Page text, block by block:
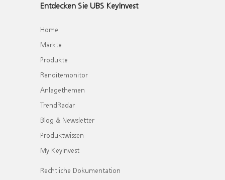
Entdecken Sie UBS KeyInvest
Home
Märkte
Produkte
Renditemonitor
Anlagethemen
TrendRadar
Blog & Newsletter
Produktwissen
My KeyInvest
Rechtliche Dokumentation